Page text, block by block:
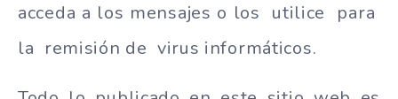
acceda a los mensajes o los utilice para
la remisión de virus informáticos.